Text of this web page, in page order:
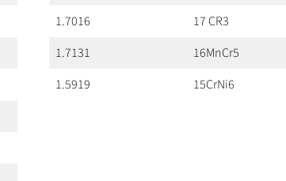
1.7016
17 CR3
1.7131
16MnCr5
1.5919
15CrNi6